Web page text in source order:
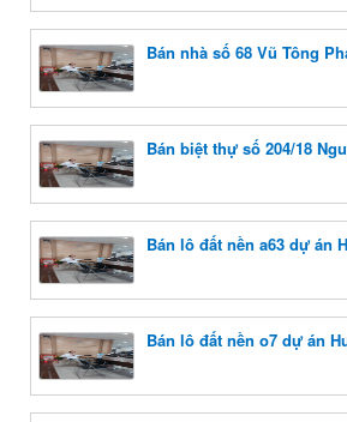
Bán nhà số 68 Vũ Tông
Bán biệt thự số 204/18
Bán lô đất nền a63 dự án
Bán lô đất nền o7 dự án